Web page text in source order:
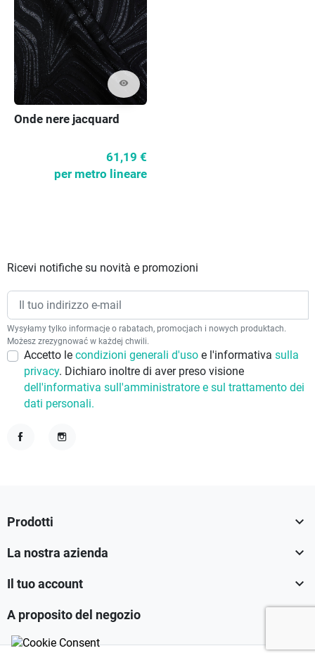
visibility
Onde nere jacquard
61,19 €
per metro lineare
Ricevi notifiche su novità e promozioni
Wysyłamy tylko informacje o rabatach, promocjach i nowych produktach.
Możesz zrezygnować w każdej chwili.
Accetto le condizioni generali d'uso e l'informativa sulla
privacy. Dichiaro inoltre di aver preso visione
dell'informativa sull'amministratore e sul trattamento dei
dati personali.
Prodotti 
La nostra azienda 
Il tuo account 
A proposito del negozio